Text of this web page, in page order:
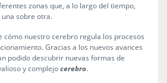
zonas que, a lo largo del tiempo,
sobre otra.
cómo nuestro cerebro regula los procesos
Gracias a los nuevos avances
podido descubrir nuevas formas de
y complejocerebro.